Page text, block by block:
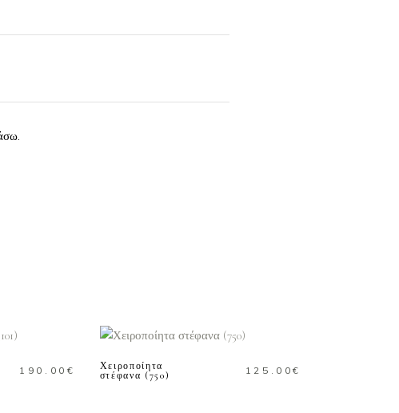
190.00 €
Χειροποίητα
στέφανα (750)
125.00€